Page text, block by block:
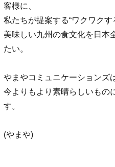
客様に、
私たちが提案する“ワクワクす
美味しい九州の食文化を日本
たい。
やまやコミュニケーションズ
今よりもより素晴らしいもの
す。
(やまや)